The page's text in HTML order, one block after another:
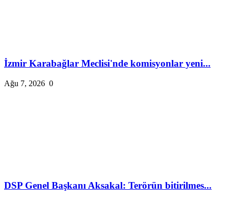
İzmir Karabağlar Meclisi'nde komisyonlar yeni...
Ağu 7, 2026 0
DSP Genel Başkanı Aksakal: Terörün bitirilmes...